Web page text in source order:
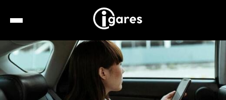
Recherche
Location de voiture
Hôtels